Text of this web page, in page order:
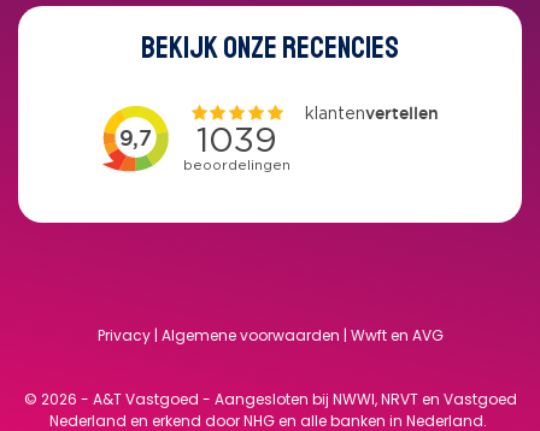
BEKIJK ONZE RECENCIES
Privacy| Algemene voorwaarden | Wwft en AVG
© 2026 - A&T Vastgoed - Aangesloten bij NWWI, NRVT en Vastgoed
Nederland en erkend door NHG en alle banken in Nederland.